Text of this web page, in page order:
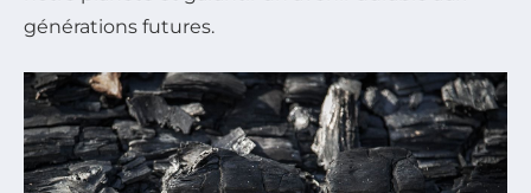
générations futures.